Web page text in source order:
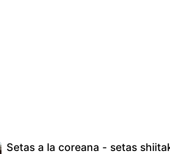
Setas a la coreana - setas